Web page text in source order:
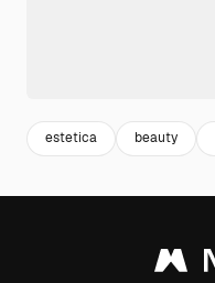
estetica beauty